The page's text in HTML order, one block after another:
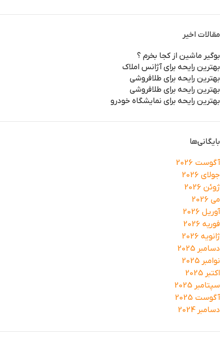
مقالات اخیر
بوگیر ماشین از کجا بخرم ؟
بهترین رایحه برای آژانس املاک
بهترین رایحه برای طلافروشی
بهترین رایحه برای طلافروشی
بهترین رایحه برای نمایشگاه خودرو
بایگانی‌ها
آگوست 2026
جولای 2026
ژوئن 2026
می 2026
آوریل 2026
فوریه 2026
ژانویه 2026
دسامبر 2025
نوامبر 2025
اکتبر 2025
سپتامبر 2025
آگوست 2025
دسامبر 2024